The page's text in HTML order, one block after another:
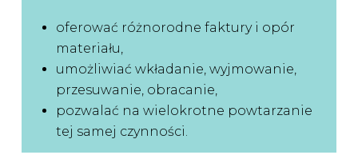
oferować różnorodne faktury i opór
materiału,
umożliwiać wkładanie, wyjmowanie,
przesuwanie, obracanie,
pozwalać na wielokrotne powtarzanie
tej samej czynności.